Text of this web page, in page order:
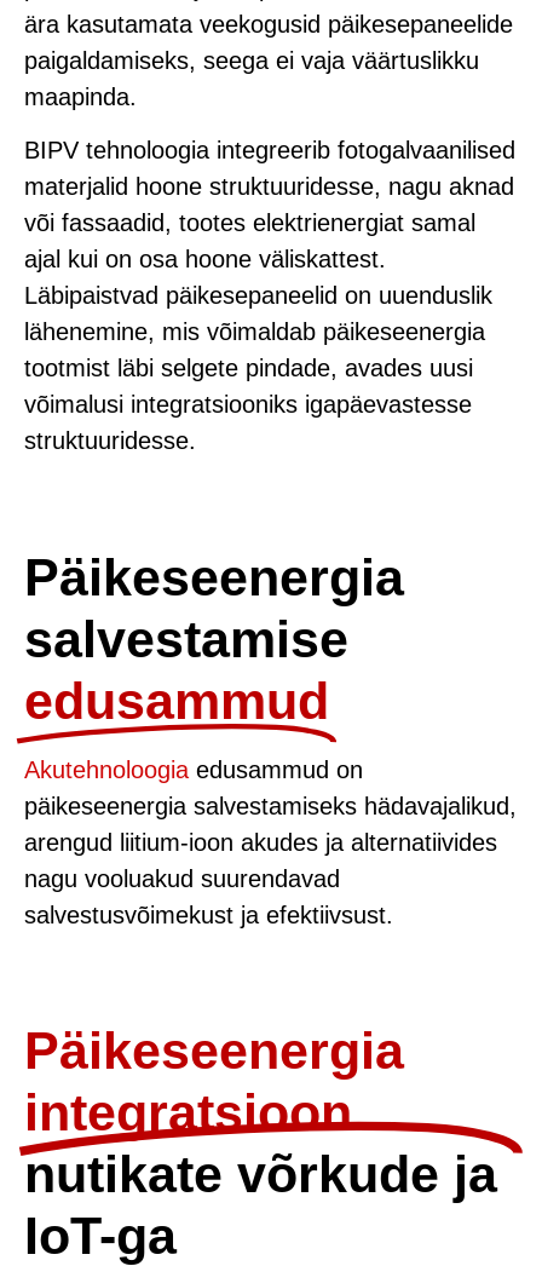
ära kasutamata veekogusid päikesepaneelide
paigaldamiseks, seega ei vaja väärtuslikku
maapinda.
BIPV tehnoloogia integreerib fotogalvaanilised
materjalid hoone struktuuridesse, nagu aknad
või fassaadid, tootes elektrienergiat samal
ajal kui on osa hoone väliskattest.
Läbipaistvad päikesepaneelid on uuenduslik
lähenemine, mis võimaldab päikeseenergia
tootmist läbi selgete pindade, avades uusi
võimalusi integratsiooniks igapäevastesse
struktuuridesse.
Päikeseenergia
salvestamise
edusammud
Akutehnoloogia edusammud on
päikeseenergia salvestamiseks hädavajalikud,
arengud liitium-ioon akudes ja alternatiivides
nagu vooluakud suurendavad
salvestusvõimekust ja efektiivsust.
Päikeseenergia
integratsioon
nutikate võrkude ja
IoT-ga